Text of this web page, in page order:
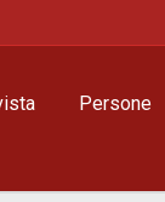
Persone